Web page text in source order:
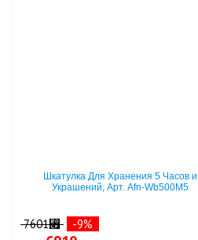
Шкатулка Для Хранения 5 Часов и
Украшений, Арт. Afn-Wb500M5
7601⃏ -9%